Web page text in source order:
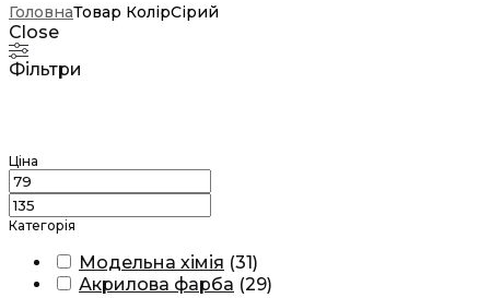
ГоловнаТовар КолірСірий
Close
Фільтри
Ціна
Категорія
Модельна хімія (31)
Акрилова фарба (29)